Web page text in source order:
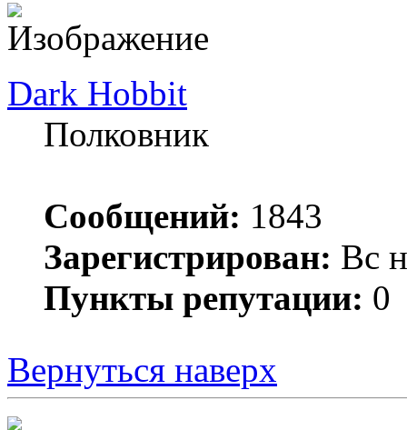
Dark Hobbit
Полковник
Сообщений: 1843
Зарегистрирован: Вс
Пункты репутации: 0
Вернуться наверх